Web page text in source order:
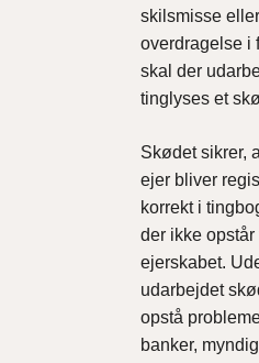
skilsmisse eller
overdragelse i
skal der
tinglyses et
Skødet sikrer,
ejer bliver
korrekt i
der ikke opstår
ejerskabet.
udarbejdet
opstå
banker,